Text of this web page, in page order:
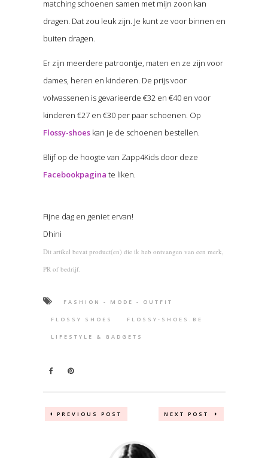
matching schoenen samen met mijn zoon kan
dragen. Dat zou leuk zijn. Je kunt ze voor binnen en
buiten dragen.
Er zijn meerdere patroontje, maten en ze zijn voor
dames, heren en kinderen. De prijs voor
volwassenen is gevarieerde €32 en €40 en voor
kinderen €27 en €30 per paar schoenen. Op
Flossy-shoeskan je de schoenen bestellen.
Blijf op de hoogte van Zapp4Kids door deze
Facebookpagina te liken.
Fijne dag en geniet ervan!
Dhini
Dit artikel bevat product(en) die ik heb ontvangen van een merk,
PR of bedrijf.
FASHION - MODE - OUTFIT
FLOSSY SHOES FLOSSY-SHOES.BE
LIFESTYLE & GADGETS
PREVIOUS POST NEXT POST